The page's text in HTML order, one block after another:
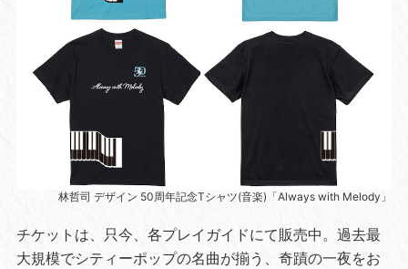
林哲司 デザイン 50周年記念Tシャツ(音楽)「Always with Melody」
チケットは、只今、各プレイガイドにて販売中。過去最
大規模でシティーポップの名曲が揃う、奇蹟の一夜をお